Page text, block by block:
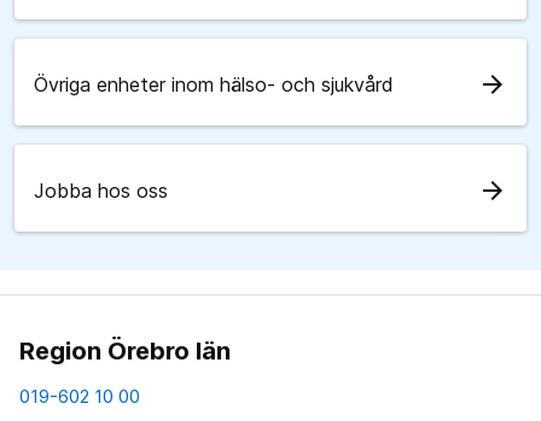
Övriga enheter inom hälso- och sjukvård arrow_forward
Jobba hos oss arrow_forward
Region Örebro län
019-602 10 00